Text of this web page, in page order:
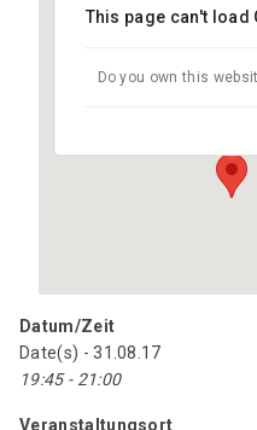
Hauptstraße (neben
Neckarhausen
This page can't
Do you own this
Datum/Zeit
Date(s) - 31.08.17
19:45 - 21:00
Veranstaltungsort